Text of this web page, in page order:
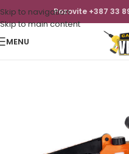
Skip to navigation
Skip to main content
Pozovite +387 33
MENU